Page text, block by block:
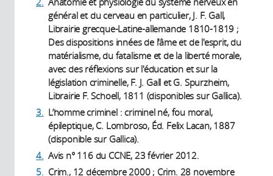
général et du cerveau en particulier, J. F. Gall,
Librairie grecque-Latine-allemande 1810-1819 ;
Des dispositions innées de l'âme et de l'esprit, du
matérialisme, du fatalisme et de la liberté morale,
avec des réflexions sur l'éducation et sur la
législation criminelle, F. J. Gall et G. Spurzheim,
Librairie F. Schoell, 1811 (disponibles sur Gallica).
3. L’homme criminel : criminel né, fou moral,
épileptique, C. Lombroso, Éd. Felix Lacan, 1887
(disponible sur Gallica).
4. Avis n° 116 du CCNE, 23 février 2012.
5. Crim., 12 décembre 2000 ; Crim. 28 novembre